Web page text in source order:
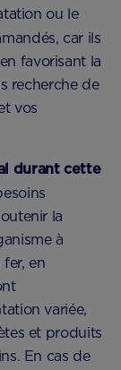
ou le
car ils
favorisant la
recherche de
vos
durant cette
la
à
en
variée,
et produits
En cas de